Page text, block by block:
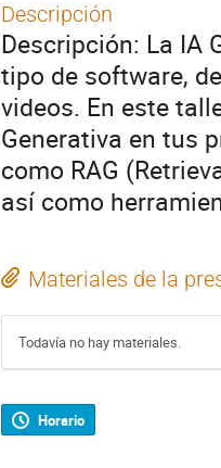
Descripción
Descripción: La IA
tipo de software,
videos. En este
Generativa en tus
como RAG
así como
Materiales de la
Todavía no hay materiales.
Horario